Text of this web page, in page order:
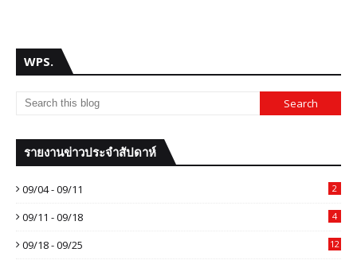
WPS.
รายงานข่าวประจำสัปดาห์
09/04 - 09/11 2
09/11 - 09/18 4
09/18 - 09/25 12